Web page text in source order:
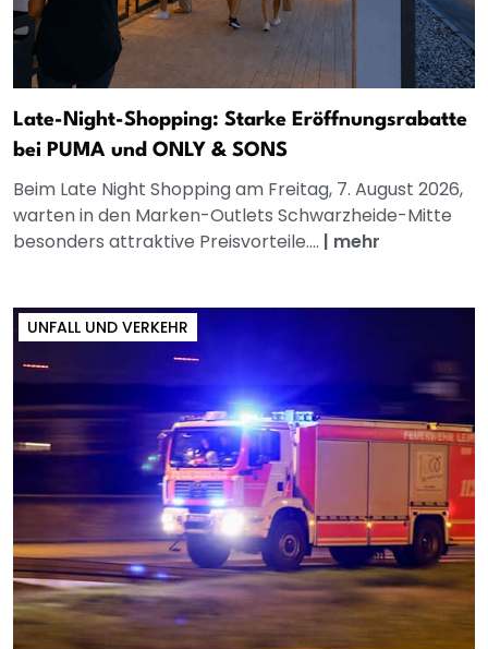
Late-Night-Shopping: Starke Eröffnungsrabatte
bei PUMA und ONLY & SONS
Beim Late Night Shopping am Freitag, 7. August 2026,
warten in den Marken-Outlets Schwarzheide-Mitte
besonders attraktive Preisvorteile.... | mehr
UNFALL UND VERKEHR